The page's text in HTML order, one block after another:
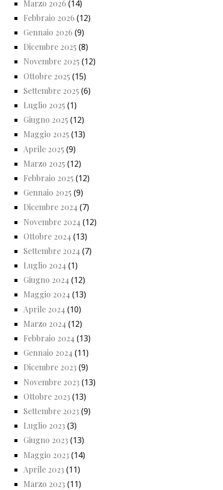
Marzo 2026 (14)
Febbraio 2026 (12)
Gennaio 2026 (9)
Dicembre 2025 (8)
Novembre 2025 (12)
Ottobre 2025 (15)
Settembre 2025 (6)
Luglio 2025 (1)
Giugno 2025 (12)
Maggio 2025 (13)
Aprile 2025 (9)
Marzo 2025 (12)
Febbraio 2025 (12)
Gennaio 2025 (9)
Dicembre 2024 (7)
Novembre 2024 (12)
Ottobre 2024 (13)
Settembre 2024 (7)
Luglio 2024 (1)
Giugno 2024 (12)
Maggio 2024 (13)
Aprile 2024 (10)
Marzo 2024 (12)
Febbraio 2024 (13)
Gennaio 2024 (11)
Dicembre 2023 (9)
Novembre 2023 (13)
Ottobre 2023 (13)
Settembre 2023 (9)
Luglio 2023 (3)
Giugno 2023 (13)
Maggio 2023 (14)
Aprile 2023 (11)
Marzo 2023 (11)